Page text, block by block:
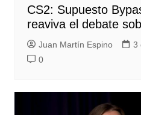
CS2: Supuesto
reaviva el debate
Juan Martín Espino
3
0